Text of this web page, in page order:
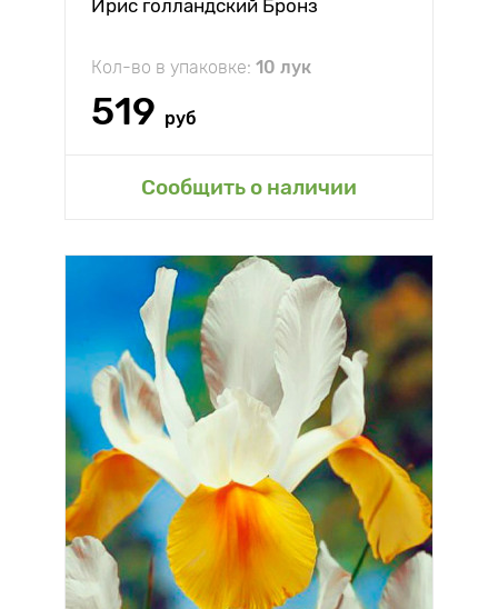
Ирис голландский Бронз
Кол-во в упаковке: 10 лук
519 руб
Сообщить о наличии